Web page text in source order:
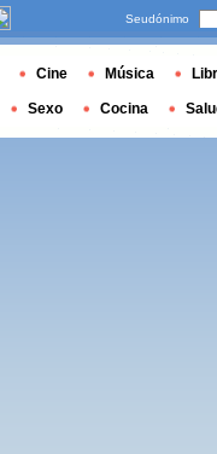
Seudónimo
Cine Música
Sexo Cocina